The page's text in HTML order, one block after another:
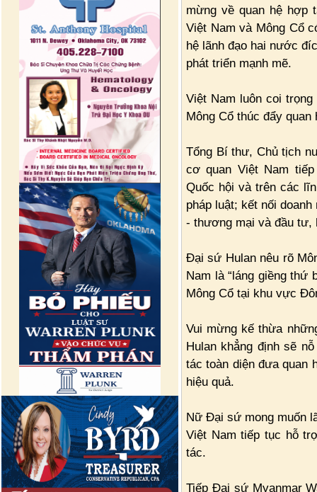
mừng về quan hệ hợp
Việt Nam và Mông Cổ
hệ lãnh đạo hai nước
phát triển mạnh mẽ.
Việt Nam luôn coi
Mông Cổ thúc đẩy
Tổng Bí thư, Chủ tịch
cơ quan Việt Nam
Quốc hội và trên các
pháp luật; kết nối
- thương mại và đầu tư,
Đại sứ Hulan nêu rõ
Nam là “láng giềng thứ
Mông Cổ tại khu vực
Vui mừng kế thừa
Hulan khẳng định sẽ
tác toàn diện đưa quan
hiệu quả.
Nữ Đại sứ mong muốn
Việt Nam tiếp tục hỗ
tác.
Tiếp Đại sứ Myanmar